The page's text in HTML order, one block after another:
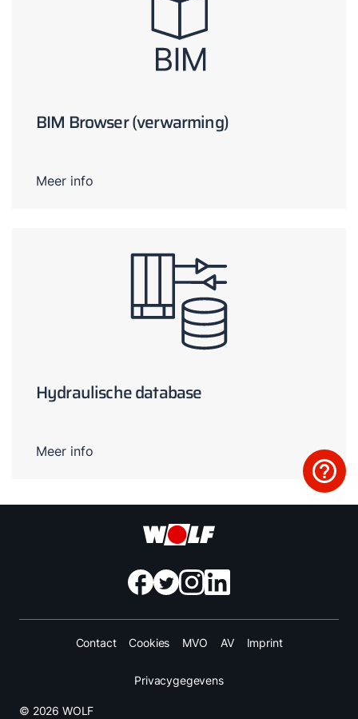
BIM Browser (verwarming)
Meer info
Hydraulische database
Meer info
© 2026 WOLF
Contact Cookies MVO AV Imprint
Privacygegevens